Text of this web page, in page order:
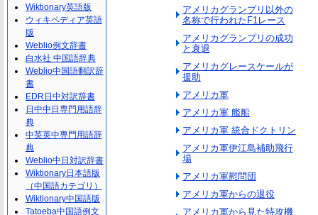
アメリカグランプリ以外の
名称で行われたF1レース
アメリカグランプリの成功
と衰退
アメリカグレースケールが
援助
アメリカ軍
アメリカ軍 艦船
アメリカ軍 統合ドクトリン
アメリカ軍伊江島補助飛行
場
アメリカ軍慰問団
アメリカ軍からの退役
アメリカ軍から見た特攻機
Wiktionary英語版
ウィキペディア英語
版
Weblio例文辞書
白水社 中国語辞典
Weblio中国語翻訳辞
書
EDR日中対訳辞書
日中中日専門用語辞
典
中英英中専門用語辞
典
Weblio中日対訳辞書
Wiktionary日本語版
（中国語カテゴリ）
Wiktionary中国語版
Tatoeba中国語例文